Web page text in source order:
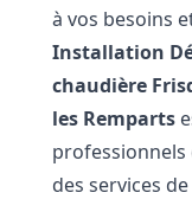
à vos besoins
Installation
chaudière
les Remparts
des services